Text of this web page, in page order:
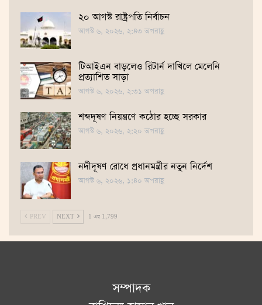
২০ আগস্ট রাষ্ট্রপতি নির্বাচন
আগস্ট ৬, ২০২৬, ২:৪৩ অপরাহ্ণ
টিআইএন বাড়লেও রিটার্ন দাখিলে মেলেনি
প্রত্যাশিত সাড়া
আগস্ট ৬, ২০২৬, ২:৩১ অপরাহ্ণ
শব্দদূষণ নিয়ন্ত্রণে কঠোর হচ্ছে সরকার
আগস্ট ৬, ২০২৬, ২:২০ অপরাহ্ণ
নদীদূষণ রোধে প্রধানমন্ত্রীর নতুন নির্দেশ
আগস্ট ৬, ২০২৬, ১:৪০ অপরাহ্ণ
PREV NEXT 1 এর 1,799
সম্পাদক